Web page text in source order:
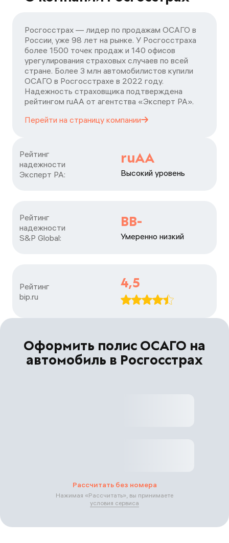
Росгосстрах — лидер по продажам ОСАГО в
России, уже 98 лет на рынке. У Росгосстраха
более 1500 точек продаж и 140 офисов
урегулирования страховых случаев по всей
стране. Более 3 млн автомобилистов купили
ОСАГО в Росгосстрахе в 2022 году.
Надежность страховщика подтверждена
рейтингом ruАА от агентства «Эксперт РА».
Перейти на страницу компании
Рейтинг
надежности
Эксперт РА:
ruAA
Высокий уровень
Рейтинг
надежности
S&P Global:
BB-
Умеренно низкий
Рейтинг
bip.ru
4,5
Оформить полис ОСАГО на
автомобиль в Росгосстрах
Рассчитать без номера
Нажимая «Рассчитать», вы принимаете
условия сервиса